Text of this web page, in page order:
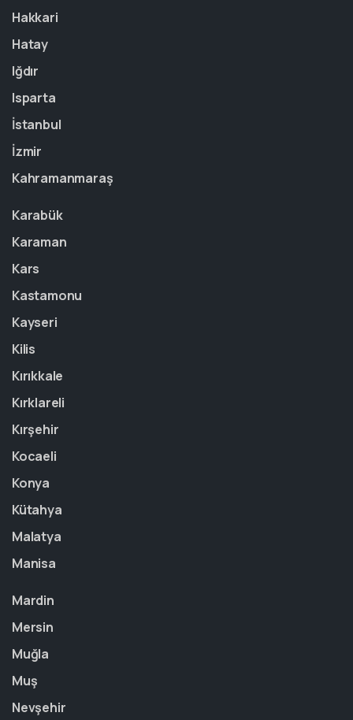
Hakkari
Hatay
Iğdır
Isparta
İstanbul
İzmir
Kahramanmaraş
Karabük
Karaman
Kars
Kastamonu
Kayseri
Kilis
Kırıkkale
Kırklareli
Kırşehir
Kocaeli
Konya
Kütahya
Malatya
Manisa
Mardin
Mersin
Muğla
Muş
Nevşehir